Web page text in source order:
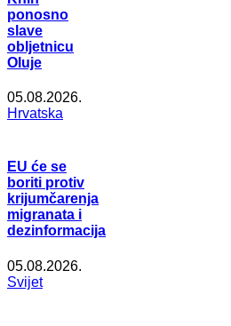
ponosno
slave
obljetnicu
Oluje
05.08.2026.
Hrvatska
EU će se
boriti protiv
krijumčarenja
migranata i
dezinformacija
05.08.2026.
Svijet